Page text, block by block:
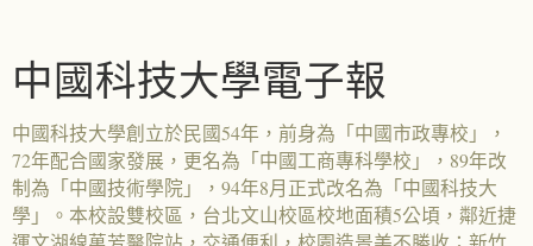
中國科技大學電子報
中國科技大學創立於民國54年，前身為「中國市政專校」，
72年配合國家發展，更名為「中國工商專科學校」，89年改
制為「中國技術學院」，94年8月正式改名為「中國科技大
學」。本校設雙校區，台北文山校區校地面積5公頃，鄰近捷